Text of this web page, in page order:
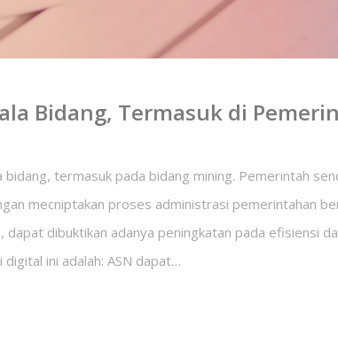
Bidang, Termasuk di
termasuk pada bidang mining. Pemerintah
mecniptakan proses administrasi pemerintahan
dibuktikan adanya peningkatan pada efisiensi
ini adalah: ASN dapat…